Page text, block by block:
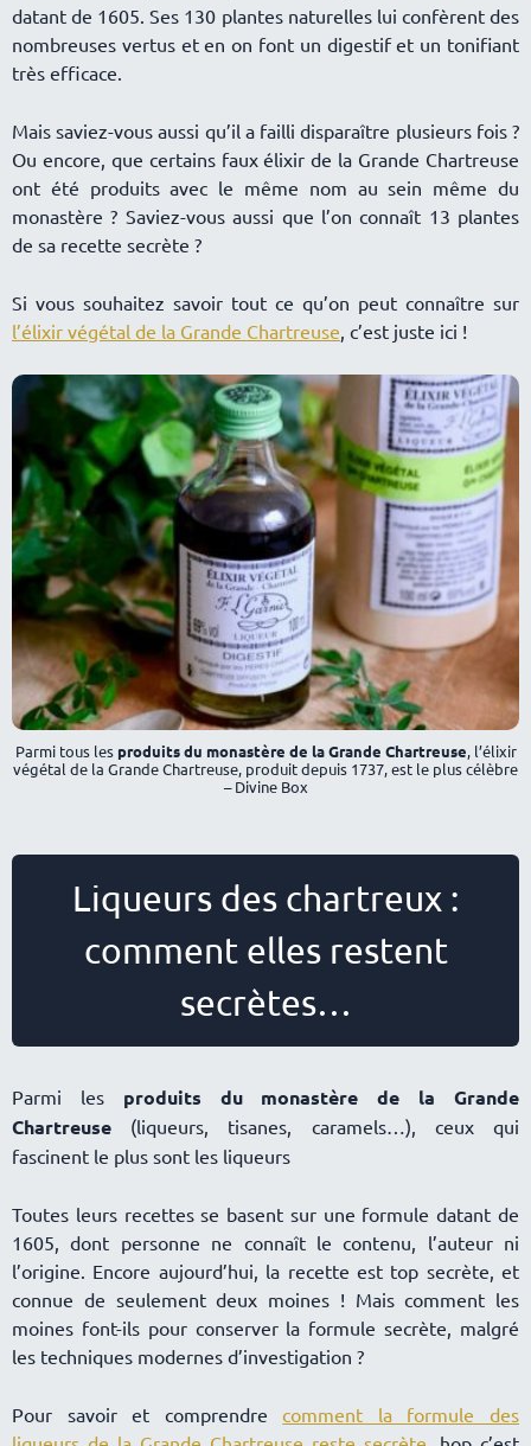
datant de 1605. Ses 130 plantes naturelles lui confèrent des
nombreuses vertus et en on font un digestif et un tonifiant
très efficace.
Mais saviez-vous aussi qu’il a failli disparaître plusieurs fois ?
Ou encore, que certains faux élixir de la Grande Chartreuse
ont été produits avec le même nom au sein même du
monastère ? Saviez-vous aussi que l’on connaît 13 plantes
de sa recette secrète ?
Si vous souhaitez savoir tout ce qu’on peut connaître sur
l’élixir végétal de la Grande Chartreuse, c’est juste ici !
Parmi tous les produits du monastère de la Grande Chartreuse, l’élixir
végétal de la Grande Chartreuse, produit depuis 1737, est le plus célèbre
– Divine Box
Liqueurs des chartreux :
comment elles restent
secrètes
Parmi les produits du monastère de la Grande
Chartreuse (liqueurs, tisanes, caramels…), ceux qui
fascinent le plus sont les liqueurs
Toutes leurs recettes se basent sur une formule datant de
1605, dont personne ne connaît le contenu, l’auteur ni
l’origine. Encore aujourd’hui, la recette est top secrète, et
connue de seulement deux moines ! Mais comment les
moines font-ils pour conserver la formule secrète, malgré
les techniques modernes d’investigation ?
Pour savoir et comprendrecomment la formule des